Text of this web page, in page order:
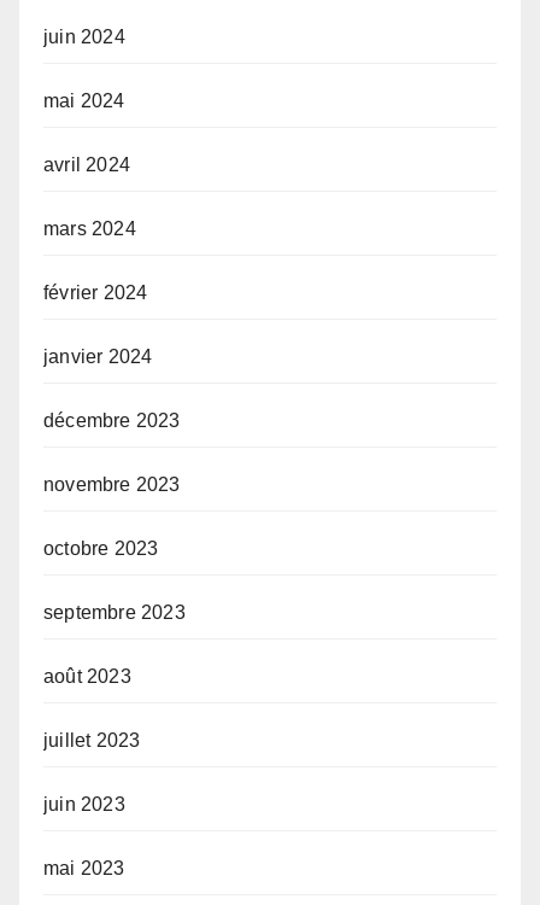
juin 2024
mai 2024
avril 2024
mars 2024
février 2024
janvier 2024
décembre 2023
novembre 2023
octobre 2023
septembre 2023
août 2023
juillet 2023
juin 2023
mai 2023